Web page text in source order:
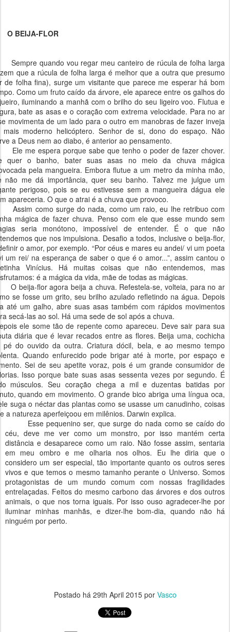
O BEIJA-FLOR
quando vou regar meu canteiro de rúcula de folha larga
que a rúcula de folha larga é melhor que a outra que presumo
de folha fina), surge um visitante que parece me esperar há bom
Como um fruto caído da árvore, ele aparece entre os galhos do
iluminando a manhã com o brilho do seu ligeiro voo. Flutua e
bate as asas e o coração com extrema velocidade. Para no ar
movimenta de um lado para o outro em manobras de fazer inveja
mais moderno helicóptero. Senhor de si, dono do espaço. Não
a Deus nem ao diabo, é anterior ao pensamento.
me espera porque sabe que tenho o poder de fazer chover.
quer o banho, bater suas asas no meio da chuva mágica
pela mangueira. Embora flutue a um metro da minha mão,
não me dá importância, quer seu banho. Talvez me julgue um
perigoso, pois se eu estivesse sem a mangueira dágua ele
apareceria. O que o atrai é a chuva que provoco.
como surge do nada, como um raio, eu lhe retribuo com
mágica de fazer chuva. Penso com ele que esse mundo sem
seria monótono, impossível de entender. É o que não
que nos impulsiona. Desafio a todos, inclusive o beija-flor,
o amor, por exemplo. “Por céus e mares eu andei/ vi um poeta
um rei/ na esperança de saber o que é o amor...”, assim cantou o
Vinícius. Há muitas coisas que não entendemos, mas
é a mágica da vida, mãe de todas as mágicas.
flor agora beija a chuva. Refestela-se, volteia, para no ar
se fosse um grito, seu brilho azulado refletindo na água. Depois
até um galho, abre suas asas também com rápidos movimentos
secá-las ao sol. Há uma sede de sol após a chuva.
ele some tão de repente como apareceu. Deve sair para sua
diária que é levar recados entre as flores. Beija uma, cochicha
pé do ouvido da outra. Criatura dócil, bela, e ao mesmo tempo
Quando enfurecido pode brigar até à morte, por espaço e
Sei de seu apetite voraz, pois é um grande consumidor de
Isso porque bate suas asas sessenta vezes por segundo. É
músculos. Seu coração chega a mil e duzentas batidas por
quandoem movimento. O grande bico abriga uma língua oca,
suga o néctar das plantas como se usasse um canudinho, coisas
a natureza aperfeiçoou em milênios. Darwin explica.
Esse pequenino ser, que surge do nada como se caído do
céu, deve me ver como um monstro, por isso mantém certa
distância e desaparece como um raio. Não fosse assim, sentaria
em meu ombro e me olharia nos olhos. Eu lhe diria que o
considero um ser especial, tão importante quanto os outros seres
vivos e que temos o mesmo tamanho perante o Universo. Somos
protagonistas de um mundo comum com nossas fragilidades
entrelaçadas. Feitos do mesmo carbono das árvores e dos outros
animais, o que nos torna iguais. Por isso ouso agradecer-lhe por
iluminar minhas manhãs, e dizer-lhe bom-dia, quando não há
ninguém por perto.
Postado há 29th April 2015por Vasco